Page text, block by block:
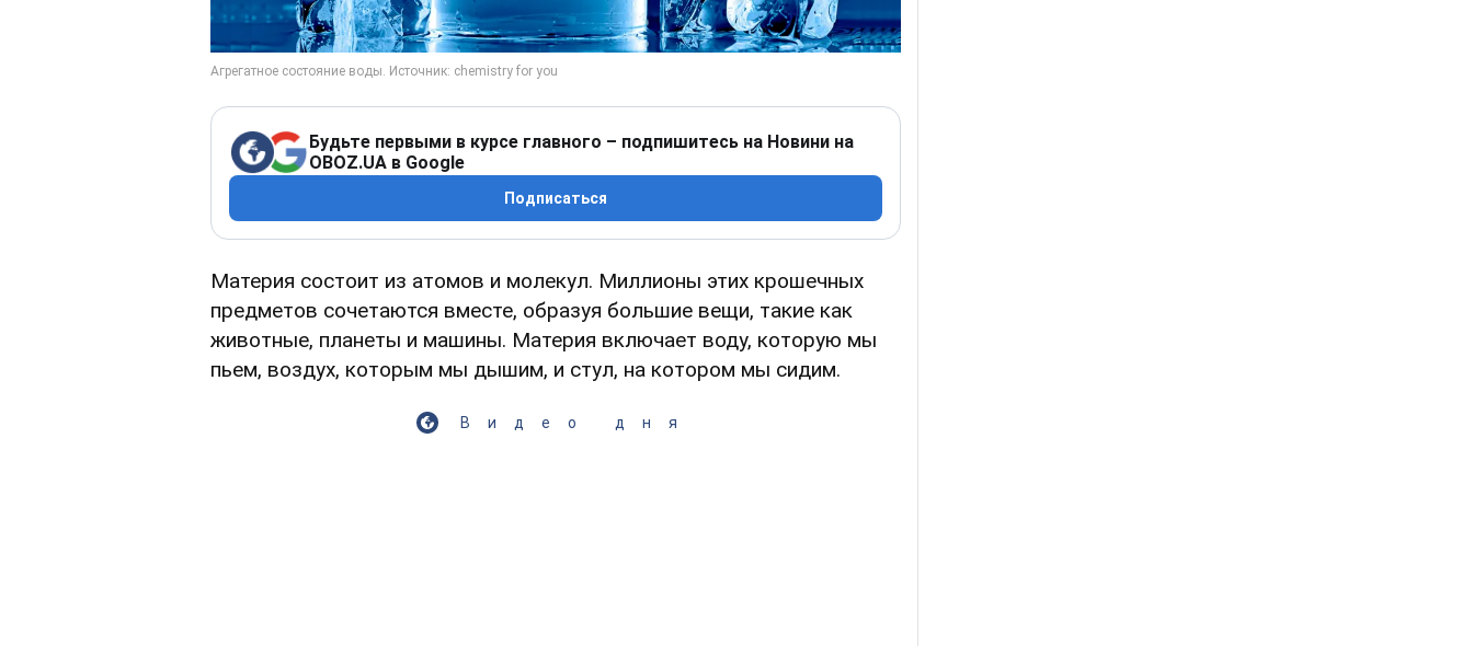
Будьте первыми в курсе главного – подпишитесь на Новини на
OBOZ.UA в Google
Подписаться
Материя состоит из атомов и молекул. Миллионы этих крошечных
предметов сочетаются вместе, образуя большие вещи, такие как
животные, планеты и машины. Материя включает воду, которую мы
пьем, воздух, которым мы дышим, и стул, на котором мы сидим.
Видео дня